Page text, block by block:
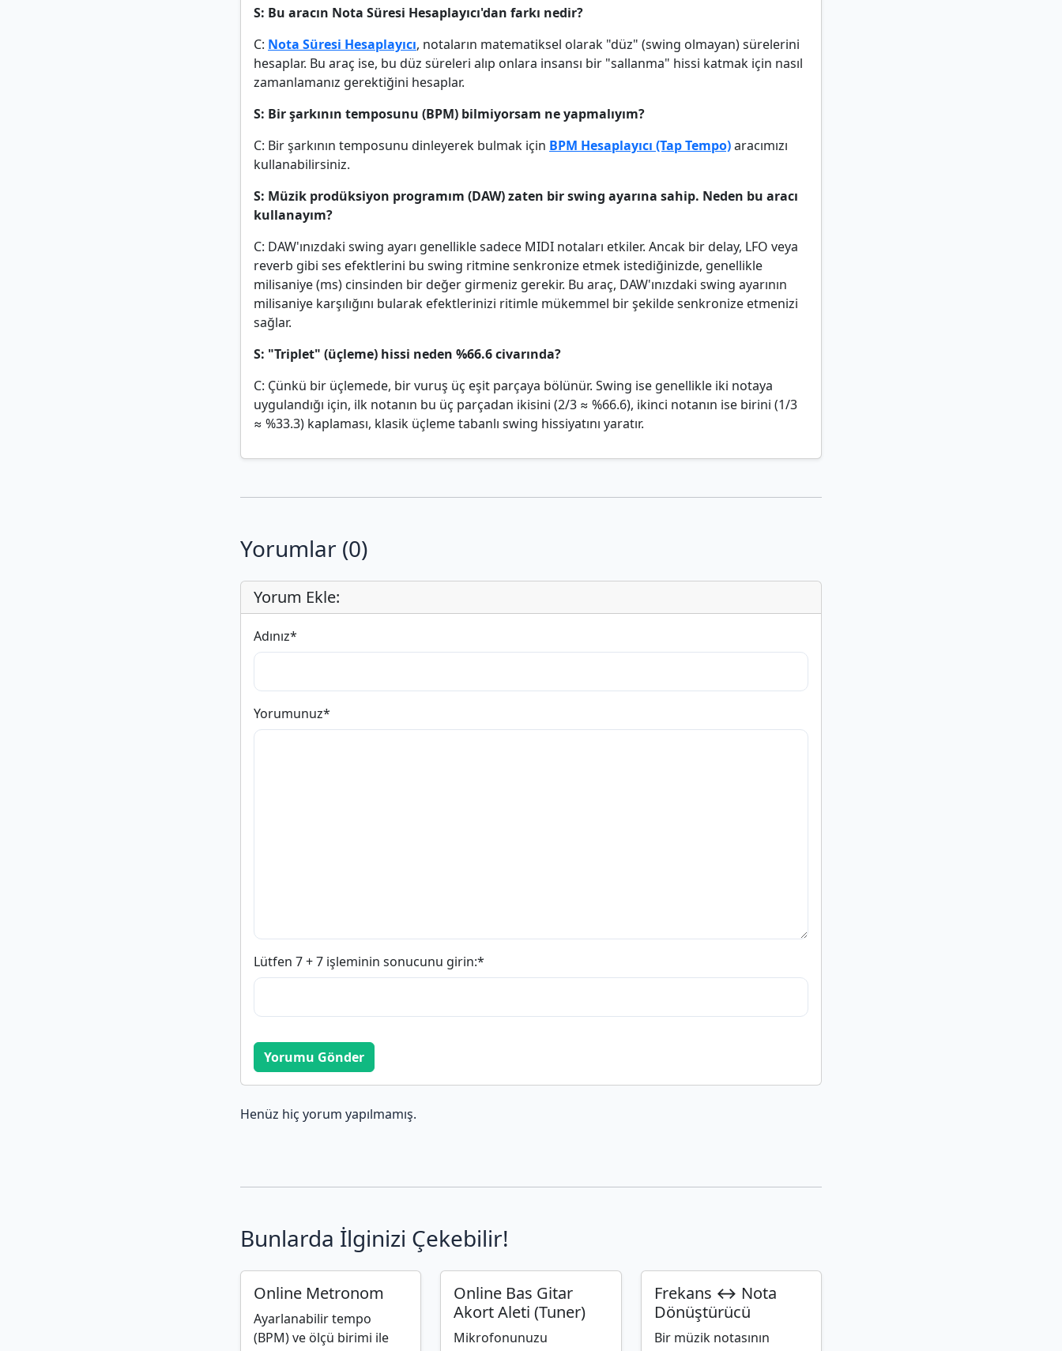
S: Bu aracın Nota Süresi Hesaplayıcı'dan farkı nedir?
C: Nota Süresi Hesaplayıcı, notaların matematiksel olarak "düz" (swing olmayan) sürelerini
hesaplar. Bu araç ise, bu düz süreleri alıp onlara insansı bir "sallanma" hissi katmak için nasıl
zamanlamanız gerektiğini hesaplar.
S: Bir şarkının temposunu (BPM) bilmiyorsam ne yapmalıyım?
C: Bir şarkının temposunu dinleyerek bulmak için BPM Hesaplayıcı (Tap Tempo)aracımızı
kullanabilirsiniz.
S: Müzik prodüksiyon programım (DAW) zaten bir swing ayarına sahip. Neden bu aracı
kullanayım?
C: DAW'ınızdaki swing ayarı genellikle sadece MIDI notaları etkiler. Ancak bir delay, LFO veya
reverb gibi ses efektlerini bu swing ritmine senkronize etmek istediğinizde, genellikle
milisaniye (ms) cinsinden bir değer girmeniz gerekir. Bu araç, DAW'ınızdaki swing ayarının
milisaniye karşılığını bularak efektlerinizi ritimle mükemmel bir şekilde senkronize etmenizi
sağlar.
S: "Triplet" (üçleme) hissi neden %66.6 civarında?
C: Çünkü bir üçlemede, bir vuruş üç eşit parçaya bölünür. Swing ise genellikle iki notaya
uygulandığı için, ilk notanın bu üç parçadan ikisini (2/3 ≈ %66.6), ikinci notanın ise birini (1/3
≈ %33.3) kaplaması, klasik üçleme tabanlı swing hissiyatını yaratır.
Yorumlar (0)
Yorum Ekle:
Adınız*
Yorumunuz*
Lütfen 7 + 7 işleminin sonucunu girin:*
Yorumu Gönder
Henüz hiç yorum yapılmamış.
Bunlarda İlginizi Çekebilir!
Online Metronom
Ayarlanabilir tempo
(BPM) ve ölçü birimi ile
Online Bas Gitar
Akort Aleti (Tuner)
Mikrofonunuzu
Frekans ↔ Nota
Dönüştürücü
Bir müzik notasının